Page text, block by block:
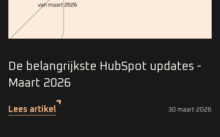
De belangrijkste HubSpot updates -
Maart 2026
Lees artikel 30 maart 2026